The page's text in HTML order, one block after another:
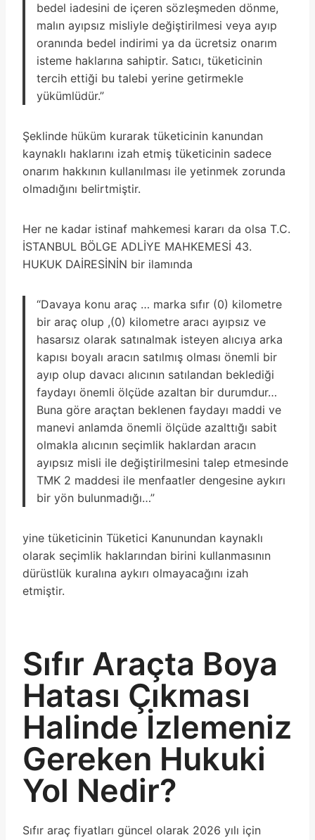
bedel iadesini de içeren sözleşmeden dönme,
malın ayıpsız misliyle değiştirilmesi veya ayıp
oranında bedel indirimi ya da ücretsiz onarım
isteme haklarına sahiptir. Satıcı, tüketicinin
tercih ettiği bu talebi yerine getirmekle
yükümlüdür.”
Şeklinde hüküm kurarak tüketicinin kanundan
kaynaklı haklarını izah etmiş tüketicinin sadece
onarım hakkının kullanılması ile yetinmek zorunda
olmadığını belirtmiştir.
Her ne kadar istinaf mahkemesi kararı da olsa T.C.
İSTANBUL BÖLGE ADLİYE MAHKEMESİ 43.
HUKUK DAİRESİNİN bir ilamında
“Davaya konu araç … marka sıfır (0) kilometre
bir araç olup ,(0) kilometre aracı ayıpsız ve
hasarsız olarak satınalmak isteyen alıcıya arka
kapısı boyalı aracın satılmış olması önemli bir
ayıp olup davacı alıcının satılandan beklediği
faydayı önemli ölçüde azaltan bir durumdur…
Buna göre araçtan beklenen faydayı maddi ve
manevi anlamda önemli ölçüde azalttığı sabit
olmakla alıcının seçimlik haklardan aracın
ayıpsız misli ile değiştirilmesini talep etmesinde
TMK 2 maddesi ile menfaatler dengesine aykırı
bir yön bulunmadığı…”
yine tüketicinin Tüketici Kanunundan kaynaklı
olarak seçimlik haklarından birini kullanmasının
dürüstlük kuralına aykırı olmayacağını izah
etmiştir.
Sıfır Araçta Boya
Hatası Çıkması
Halinde İzlemeniz
Gereken Hukuki
Yol Nedir?
Sıfır araç fiyatları güncel olarak 2026 yılı için